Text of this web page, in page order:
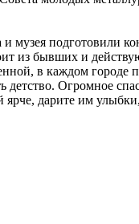
музея подготовили
из бывших и
в каждом городе
Огромное
ярче, дарите им